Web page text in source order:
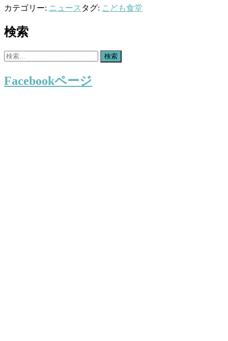
カテゴリー: ニュース タグ: こども食堂
検索
検
Facebookページ